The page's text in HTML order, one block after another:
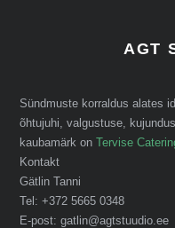
AGT
Sündmuste korraldus alates
õhtujuhi, valgustuse,
kaubamärk onTervise
Kontakt
Gätlin Tanni
Tel: +372 5665 0348
E-post: gatlin@agtstuudio.ee